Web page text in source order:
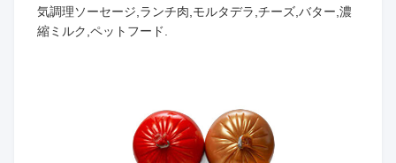
気調理ソーセージ,ランチ肉,モルタデラ,チーズ,バター,濃
縮ミルク,ペットフード.